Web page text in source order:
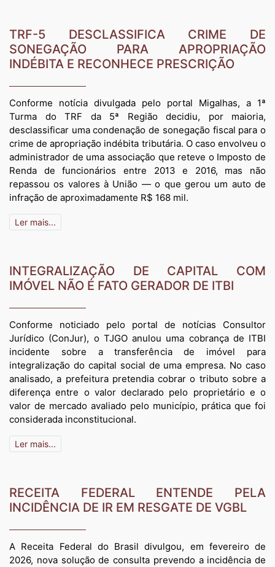
TRF-5 DESCLASSIFICA CRIME DE
SONEGAÇÃO PARA APROPRIAÇÃO
INDÉBITA E RECONHECE PRESCRIÇÃO
Conforme notícia divulgada pelo portal Migalhas, a 1ª
Turma do TRF da 5ª Região decidiu, por maioria,
desclassificar uma condenação de sonegação fiscal para o
crime de apropriação indébita tributária. O caso envolveu o
administrador de uma associação que reteve o Imposto de
Renda de funcionários entre 2013 e 2016, mas não
repassou os valores à União — o que gerou um auto de
infração de aproximadamente R$ 168 mil.
Ler mais...
INTEGRALIZAÇÃO DE CAPITAL COM
IMÓVEL NÃO É FATO GERADOR DE ITBI
Conforme noticiado pelo portal de notícias Consultor
Jurídico (ConJur), o TJGO anulou uma cobrança de ITBI
incidente sobre a transferência de imóvel para
integralização do capital social de uma empresa. No caso
analisado, a prefeitura pretendia cobrar o tributo sobre a
diferença entre o valor declarado pelo proprietário e o
valor de mercado avaliado pelo município, prática que foi
considerada inconstitucional.
Ler mais...
RECEITA FEDERAL ENTENDE PELA
INCIDÊNCIA DE IR EM RESGATE DE VGBL
A Receita Federal do Brasil divulgou, em fevereiro de
2026, nova solução de consulta prevendo a incidência de